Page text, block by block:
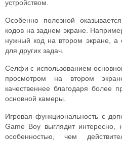
устройством.
Особенно полезной
кодов на заднем экране.
нужный код на втором экране, а
для других задач.
Селфи с использованием
просмотром на втором
качественнее благодаря более
основной камеры.
Игровая функциональность с
Game Boy выглядит интересно,
особенностью, чем